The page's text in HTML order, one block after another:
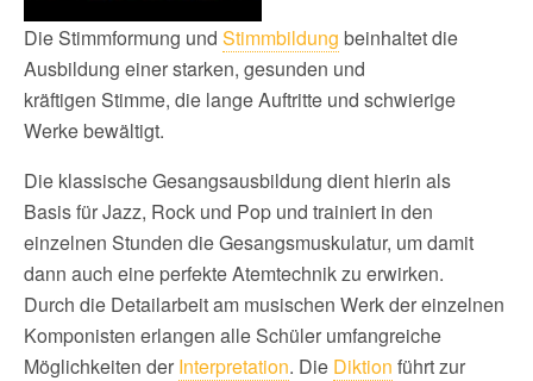
Die Stimmformung und Stimmbildung beinhaltet die
Ausbildung einer starken, gesunden und
kräftigen Stimme, die lange Auftritte und schwierige
Werke bewältigt.
Die klassische Gesangsausbildung dient hierin als
Basis für Jazz, Rock und Pop und trainiert in den
einzelnen Stunden die Gesangsmuskulatur, um damit
dann auch eine perfekte Atemtechnik zu erwirken.
Durch die Detailarbeit am musischen Werk der einzelnen
Komponisten erlangen alle Schüler umfangreiche
Möglichkeiten der Interpretation. Die Diktion führt zur